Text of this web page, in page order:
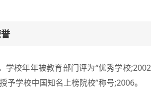
校年年被教育部门评为“优秀学校;2002
予学校中国知名上榜院校”称号;2006。